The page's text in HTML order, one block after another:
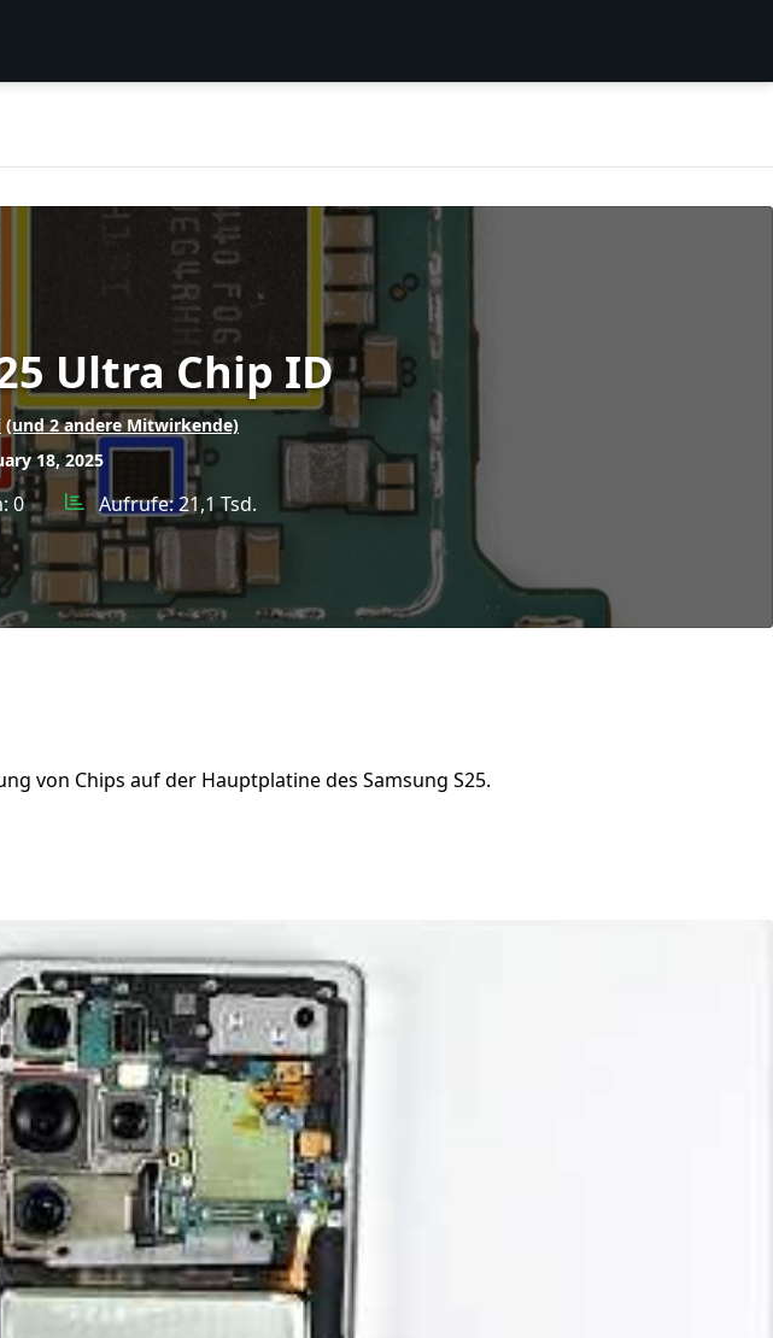
Ultra Chip ID
(und 2 andere Mitwirkende)
18, 2025
0 Aufrufe:21,1 Tsd.
von Chips auf der Hauptplatine des Samsung S25.